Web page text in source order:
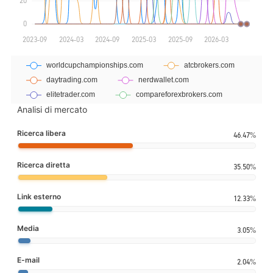
Analisi di mercato
Ricerca libera 46.47%
Ricerca diretta 35.50%
Link esterno 12.33%
Media 3.05%
E-mail 2.04%